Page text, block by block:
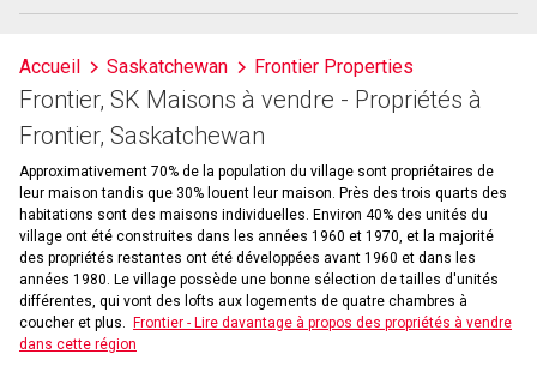
ou
Accueil Saskatchewan Frontier Properties
Frontier, SK Maisons à vendre - Propriétés à
Frontier, Saskatchewan
Approximativement 70% de la population du village sont propriétaires de
leur maison tandis que 30% louent leur maison. Près des trois quarts des
habitations sont des maisons individuelles. Environ 40% des unités du
village ont été construites dans les années 1960 et 1970, et la majorité
des propriétés restantes ont été développées avant 1960 et dans les
années 1980. Le village possède une bonne sélection de tailles d'unités
différentes, qui vont des lofts aux logements de quatre chambres à
coucher et plus.
Frontier - Lire davantage à propos des propriétés à vendre
dans cette région